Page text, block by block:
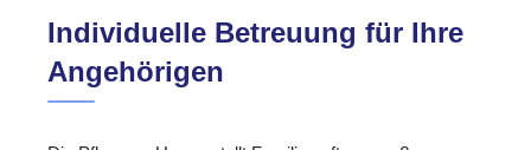
Individuelle Betreuung für Ihre
Angehörigen